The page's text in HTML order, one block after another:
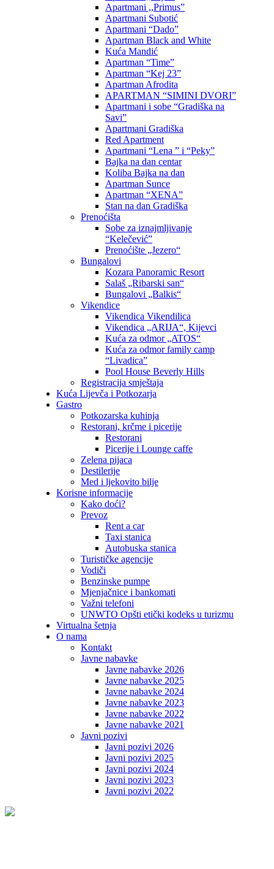
Apartmani ,,Primus”
Apartmani Subotić
Apartmani “Dado”
Apartman Black and White
Kuća Mandić
Apartman “Time”
Apartman “Kej 23”
Apartman Afrodita
APARTMAN “SIMINI DVORI”
Apartmani i sobe “Gradiška na
Savi”
Apartmani Gradiška
Red Apartment
Apartmani “Lena ” i “Peky”
Bajka na dan centar
Koliba Bajka na dan
Apartman Sunce
Apartman “XENA”
Stan na dan Gradiška
Prenoćišta
Sobe za iznajmljivanje
“Kelečević”
Prenoćište „Jezero“
Bungalovi
Kozara Panoramic Resort
Salaš „Ribarski san“
Bungalovi „Balkis“
Vikendice
Vikendica Vikendilica
Vikendica „ARIJA“, Kijevci
Kuća za odmor „ATOS“
Kuća za odmor family camp
“Livadica”
Pool House Beverly Hills
Registracija smještaja
Kuća Lijevča i Potkozarja
Gastro
Potkozarska kuhinja
Restorani, krčme i picerije
Restorani
Picerije i Lounge caffe
Zelena pijaca
Destilerije
Med i ljekovito bilje
Korisne informacije
Kako doći?
Prevoz
Rent a car
Taxi stanica
Autobuska stanica
Turističke agencije
Vodiči
Benzinske pumpe
Mjenjačnice i bankomati
Važni telefoni
UNWTO Opšti etički kodeks u turizmu
Virtualna šetnja
O nama
Kontakt
Javne nabavke
Javne nabavke 2026
Javne nabavke 2025
Javne nabavke 2024
Javne nabavke 2023
Javne nabavke 2022
Javne nabavke 2021
Javni pozivi
Javni pozivi 2026
Javni pozivi 2025
Javni pozivi 2024
Javni pozivi 2023
Javni pozivi 2022